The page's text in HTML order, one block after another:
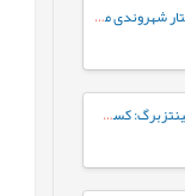
بررسی تأثیر کیفیت خدمات ادراک شده بر رفتار شهروندی مشتریان بانک ملی شهر کرمانشاه با توجه به نقش میانجی رضایت مشتری
واکاوی الگوهای بنیادین پیکربندی سازمانی مینتزبرگ: کسب و کار شخصی، ماشین برنامه ریزی شده، انجمن متخصصان و پیشتاز پروژه